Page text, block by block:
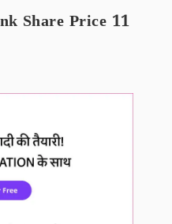
Share Price 11